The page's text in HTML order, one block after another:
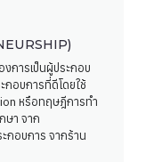
การเป็นผู้ประกอบ
กอบการที่ดีโดยใช้
หรือทฤษฎีการทำ
ษา จาก
กอบการ จากร้าน